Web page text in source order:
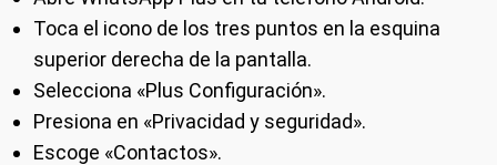
Toca el icono de los tres puntos en la esquina
superior derecha de la pantalla.
Selecciona «Plus Configuración».
Presiona en «Privacidad y seguridad».
Escoge «Contactos».